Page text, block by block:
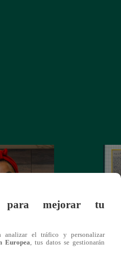
volvió viral
La
para mejorar tu
el tráfico y personalizar
Europea , tus datos se gestionarán